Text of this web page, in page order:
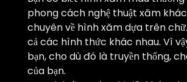
phong cách nghệ thuật xăm
chuyên về hình xăm dựa trên
cả các hình thức khác nhau. Vì
bạn, cho dù đó là truyền thống,
của bạn.